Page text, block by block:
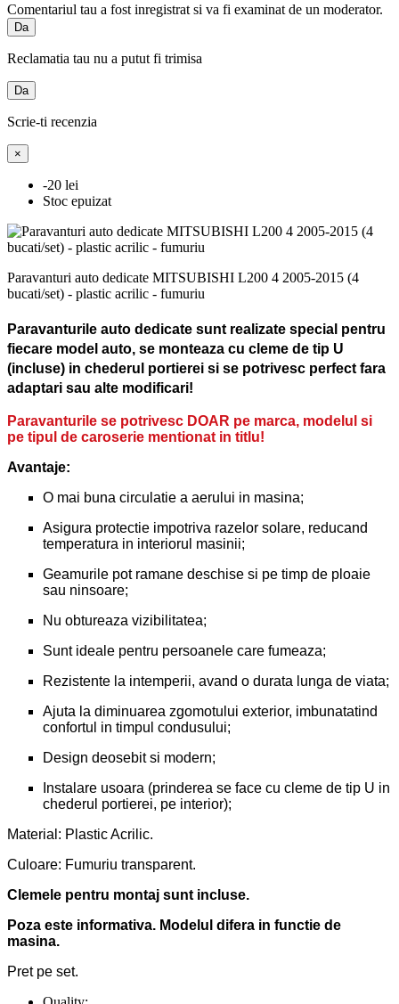
Comentariul tau a fost inregistrat si va fi examinat de un moderator.
Da
Reclamatia tau nu a putut fi trimisa
Da
Scrie-ti recenzia
×
-20 lei
Stoc epuizat
Paravanturi auto dedicate MITSUBISHI L200 4 2005-2015 (4
bucati/set) - plastic acrilic - fumuriu
Paravanturile auto dedicate sunt realizate special pentru
fiecare model auto, se monteaza cu cleme de tip U
(incluse) in chederul portierei si se potrivesc perfect fara
adaptari sau alte modificari!
Paravanturile se potrivesc DOAR pe marca, modelul si
pe tipul de caroserie mentionat in titlu!
Avantaje:
O mai buna circulatie a aerului in masina;
Asigura protectie impotriva razelor solare, reducand
temperatura in interiorul masinii;
Geamurile pot ramane deschise si pe timp de ploaie
sau ninsoare;
Nu obtureaza vizibilitatea;
Sunt ideale pentru persoanele care fumeaza;
Rezistente la intemperii, avand o durata lunga de viata;
Ajuta la diminuarea zgomotului exterior, imbunatatind
confortul in timpul condusului;
Design deosebit si modern;
Instalare usoara (prinderea se face cu cleme de tip U in
chederul portierei, pe interior);
Material: Plastic Acrilic.
Culoare: Fumuriu transparent.
Clemele pentru montaj sunt incluse.
Poza este informativa. Modelul difera in functie de
masina.
Pret pe set.